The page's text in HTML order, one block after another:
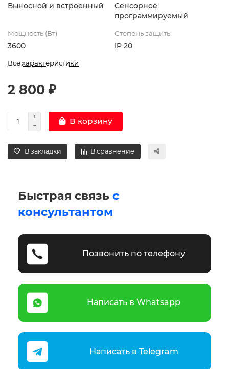
Выносной и встроенный
Сенсорное
программируемый
Мощность (Вт)
3600
Степень защиты
IP 20
Все характеристики
2 800 ₽
В корзину
В закладки В сравнение
Быстрая связь с
консультантом
Позвонить по телефону
Написать в Whatsapp
Написать в Telegram